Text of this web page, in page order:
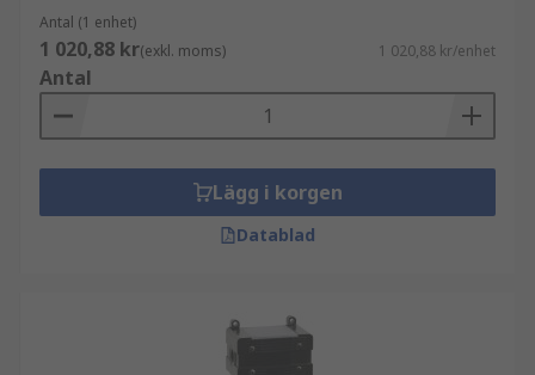
Pneumatiska filter används i en mängd olika
miljöer och industrier såsom medicin, analytisk
instrumentering, livsmedelsbearbetning, marin
och luftfart, tillverkning samt livsmedels- och
dryckesförpackning. För att pneumatiska
komprimerad luft vara ren och fri från vatten och
andra partiklar. Genom att använda pneumatiska
filter avlägsnas föroreningar och
Antal (1 enhet)
1 020,88 kr(exkl. moms) 1 020,88 kr/enhet
Antal
Lägg i korgen
Datablad